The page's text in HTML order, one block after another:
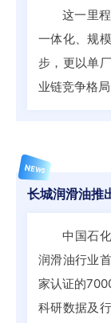
这一里
一体化、规
步，更以单
业链竞争格局
NEWS
长城润滑油推
中国石
润滑油行业
家认证的
科研数据及